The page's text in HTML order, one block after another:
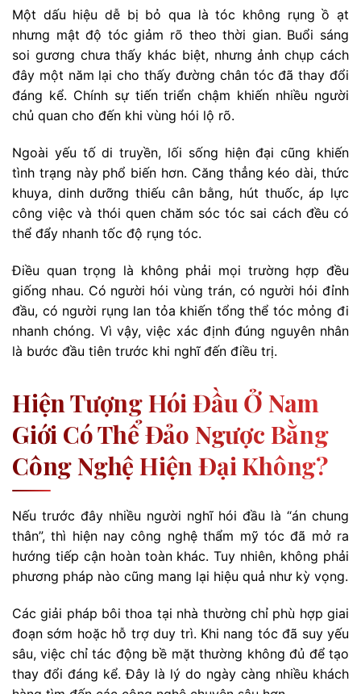
Một dấu hiệu dễ bị bỏ qua là tóc không rụng ồ ạt
nhưng mật độ tóc giảm rõ theo thời gian. Buổi sáng
soi gương chưa thấy khác biệt, nhưng ảnh chụp cách
đây một năm lại cho thấy đường chân tóc đã thay đổi
đáng kể. Chính sự tiến triển chậm khiến nhiều người
chủ quan cho đến khi vùng hói lộ rõ.
Ngoài yếu tố di truyền, lối sống hiện đại cũng khiến
tình trạng này phổ biến hơn. Căng thẳng kéo dài, thức
khuya, dinh dưỡng thiếu cân bằng, hút thuốc, áp lực
công việc và thói quen chăm sóc tóc sai cách đều có
thể đẩy nhanh tốc độ rụng tóc.
Điều quan trọng là không phải mọi trường hợp đều
giống nhau. Có người hói vùng trán, có người hói đỉnh
đầu, có người rụng lan tỏa khiến tổng thể tóc mỏng đi
nhanh chóng. Vì vậy, việc xác định đúng nguyên nhân
là bước đầu tiên trước khi nghĩ đến điều trị.
Hiện Tượng Hói Đầu Ở Nam
Giới Có Thể Đảo Ngược Bằng
Công Nghệ Hiện Đại Không?
Nếu trước đây nhiều người nghĩ hói đầu là “án chung
thân”, thì hiện nay công nghệ thẩm mỹ tóc đã mở ra
hướng tiếp cận hoàn toàn khác. Tuy nhiên, không phải
phương pháp nào cũng mang lại hiệu quả như kỳ vọng.
Các giải pháp bôi thoa tại nhà thường chỉ phù hợp giai
đoạn sớm hoặc hỗ trợ duy trì. Khi nang tóc đã suy yếu
sâu, việc chỉ tác động bề mặt thường không đủ để tạo
thay đổi đáng kể. Đây là lý do ngày càng nhiều khách